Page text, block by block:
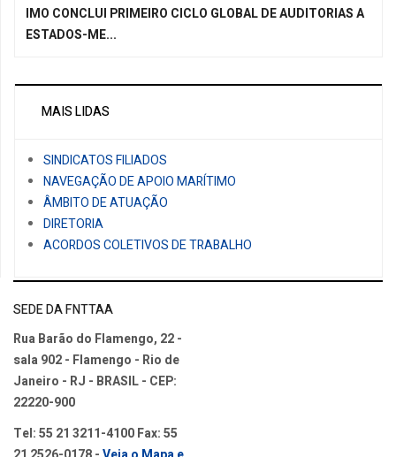
IMO CONCLUI PRIMEIRO CICLO GLOBAL DE AUDITORIAS A
ESTADOS-ME...
MAIS LIDAS
SINDICATOS FILIADOS
NAVEGAÇÃO DE APOIO MARÍTIMO
ÂMBITO DE ATUAÇÃO
DIRETORIA
ACORDOS COLETIVOS DE TRABALHO
SEDE DA FNTTAA
Rua Barão do Flamengo, 22 -
sala 902 - Flamengo - Rio de
Janeiro - RJ - BRASIL - CEP:
22220-900
Tel: 55 21 3211-4100 Fax: 55